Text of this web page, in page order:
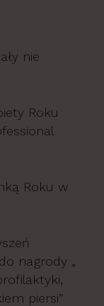
nie
Roku
Roku w
nagrody „
piersi”